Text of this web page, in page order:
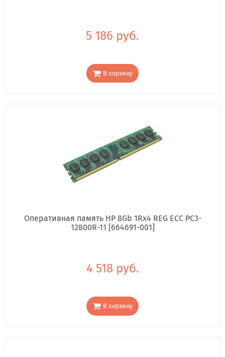
5 186 руб.
В корзину
Оперативная память HP 8Gb 1Rx4 REG ECC PC3-
12800R-11 [664691-001]
4 518 руб.
В корзину